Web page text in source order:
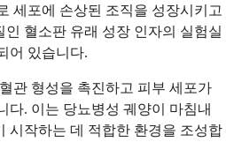
세포에 손상된 조직을 성장시키고
혈소판 유래 성장 인자의 실험실
어 있습니다.
관 형성을 촉진하고 피부 세포가
다. 이는 당뇨병성 궤양이 마침내
시작하는 데 적합한 환경을 조성합